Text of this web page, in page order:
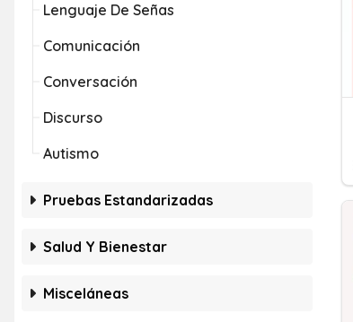
Lenguaje De Señas
Comunicación
Conversación
Discurso
Autismo
Pruebas Estandarizadas
Salud Y Bienestar
Misceláneas